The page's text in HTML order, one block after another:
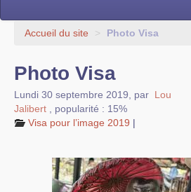
La ruche
EDITO
Accueil du site > Photo Visa
Photo Visa
Lundi 30 septembre 2019 par Lou
Jalibert
popularité : 15%
Visa pour l’image 2019 |